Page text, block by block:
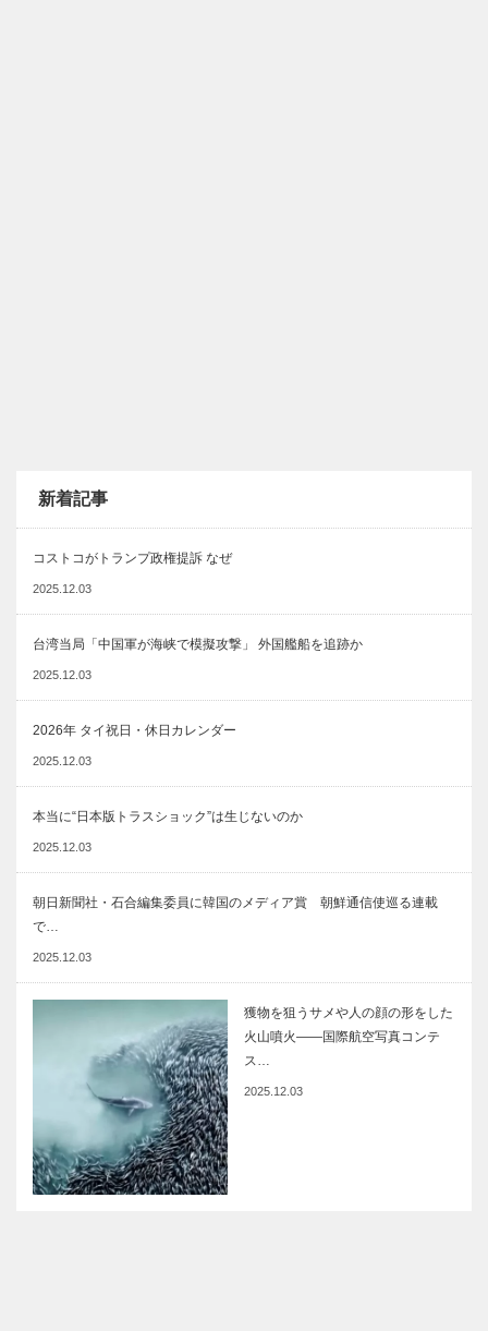
新着記事
コストコがトランプ政権提訴 なぜ
2025.12.03
台湾当局「中国軍が海峡で模擬攻撃」 外国艦船を追跡か
2025.12.03
2026年 タイ祝日・休日カレンダー
2025.12.03
本当に“日本版トラスショック”は生じないのか
2025.12.03
朝日新聞社・石合編集委員に韓国のメディア賞 朝鮮通信使巡る連載
で…
2025.12.03
獲物を狙うサメや人の顔の形をした
火山噴火――国際航空写真コンテ
ス…
2025.12.03